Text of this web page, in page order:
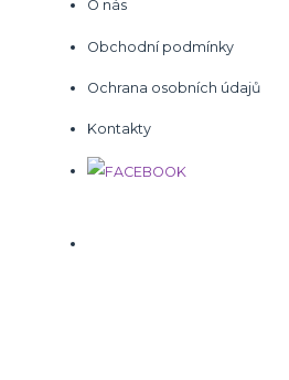
O nás
Obchodní podmínky
Ochrana osobních údajů
Kontakty